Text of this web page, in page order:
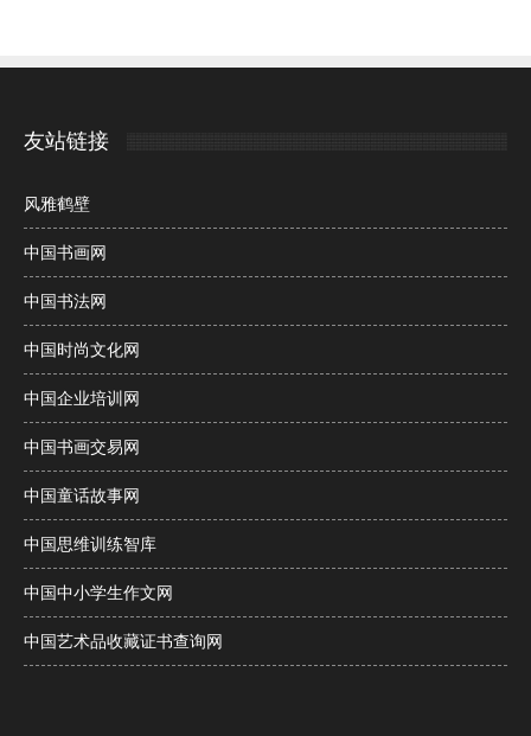
友站链接
风雅鹤壁
中国书画网
中国书法网
中国时尚文化网
中国企业培训网
中国书画交易网
中国童话故事网
中国思维训练智库
中国中小学生作文网
中国艺术品收藏证书查询网